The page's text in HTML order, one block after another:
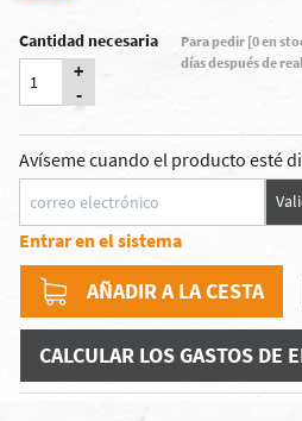
Cantidad necesaria
+
-
Para pedir [0 en
días después de
Avíseme cuando el producto esté
Entrar en el sistema
AÑADIR A LA CESTA
CALCULAR LOS GASTOS DE